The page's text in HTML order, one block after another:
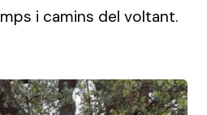
i camins del voltant.